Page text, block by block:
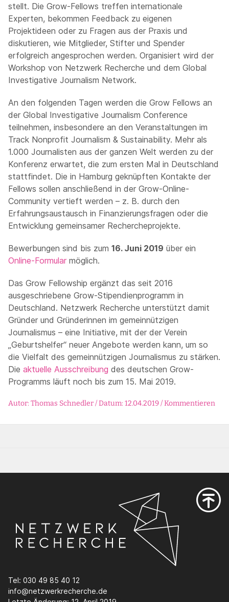
stellt. Die Grow-Fellows treffen internationale
Experten, bekommen Feedback zu eigenen
Projektideen oder zu Fragen aus der Praxis und
diskutieren, wie Mitglieder, Stifter und Spender
erfolgreich angesprochen werden. Organisiert wird der
Workshop von Netzwerk Recherche und dem Global
Investigative Journalism Network.
An den folgenden Tagen werden die Grow Fellows an
der Global Investigative Journalism Conference
teilnehmen, insbesondere an den Veranstaltungen im
Track Nonprofit Journalism & Sustainability. Mehr als
1.000 Journalisten aus der ganzen Welt werden zu der
Konferenz erwartet, die zum ersten Mal in Deutschland
stattfindet. Die in Hamburg geknüpften Kontakte der
Fellows sollen anschließend in der Grow-Online-
Community vertieft werden – z. B. durch den
Erfahrungsaustausch in Finanzierungsfragen oder die
Entwicklung gemeinsamer Rechercheprojekte.
Bewerbungen sind bis zum 16. Juni 2019 über ein
Online-Formular möglich.
Das Grow Fellowship ergänzt das seit 2016
ausgeschriebene Grow-Stipendienprogramm in
Deutschland. Netzwerk Recherche unterstützt damit
Gründer und Gründerinnen im gemeinnützigen
Journalismus – eine Initiative, mit der der Verein
„Geburtshelfer“ neuer Angebote werden kann, um so
die Vielfalt des gemeinnützigen Journalismus zu stärken.
Die aktuelle Ausschreibung des deutschen Grow-
Programms läuft noch bis zum 15. Mai 2019.
Autor: Thomas Schnedler / Datum: 12.04.2019 /Kommentieren
Tel: 030 49 85 40 12
info@netzwerkrecherche.de